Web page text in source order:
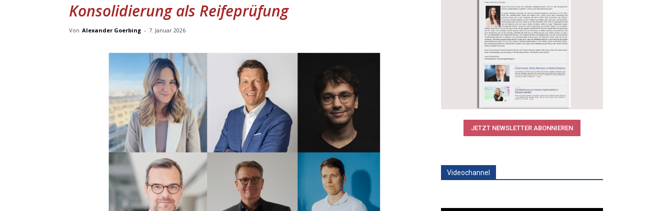
Konsolidierung als Reifeprüfung
Von Alexander Goerbing - 7. Januar 2026
JETZT NEWSLETTER ABONNIEREN
Videochannel